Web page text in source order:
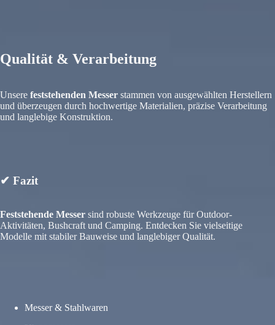
Qualität & Verarbeitung
Unsere feststehenden Messer stammen von ausgewählten Herstellern
und überzeugen durch hochwertige Materialien, präzise Verarbeitung
und langlebige Konstruktion.
✔ Fazit
Feststehende Messer sind robuste Werkzeuge für Outdoor-
Aktivitäten, Bushcraft und Camping. Entdecken Sie vielseitige
Modelle mit stabiler Bauweise und langlebiger Qualität.
Messer & Stahlwaren